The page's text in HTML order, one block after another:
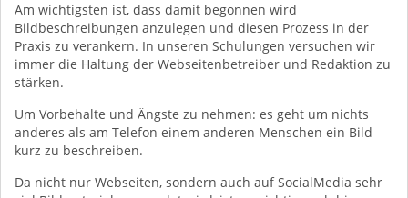
Am wichtigsten ist, dass damit begonnen wird
Bildbeschreibungen anzulegen und diesen Prozess in der
Praxis zu verankern. In unseren Schulungen versuchen wir
immer die Haltung der Webseitenbetreiber und Redaktion zu
stärken.
Um Vorbehalte und Ängste zu nehmen: es geht um nichts
anderes als am Telefon einem anderen Menschen ein Bild
kurz zu beschreiben.
Da nicht nur Webseiten, sondern auch auf SocialMedia sehr